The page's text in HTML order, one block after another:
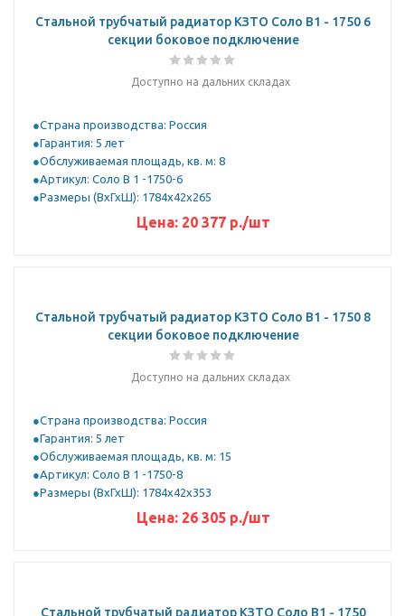
Стальной трубчатый радиатор КЗТО Соло B1 - 1750 6
секции боковое подключение
Доступно на дальних складах
Страна производства: Россия
Гарантия: 5 лет
Обслуживаемая площадь, кв. м: 8
Артикул: Соло В 1 -1750-6
Размеры (ВхГхШ): 1784х42х265
Цена: 20 377р./шт
Стальной трубчатый радиатор КЗТО Соло B1 - 1750 8
секции боковое подключение
Доступно на дальних складах
Страна производства: Россия
Гарантия: 5 лет
Обслуживаемая площадь, кв. м: 15
Артикул: Соло В 1 -1750-8
Размеры (ВхГхШ): 1784х42х353
Цена: 26 305р./шт
Стальной трубчатый радиатор КЗТО Соло B1 - 1750